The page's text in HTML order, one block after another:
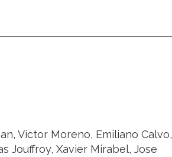
Victor Moreno, Emiliano Calvo,
Jouffroy, Xavier Mirabel, Jose